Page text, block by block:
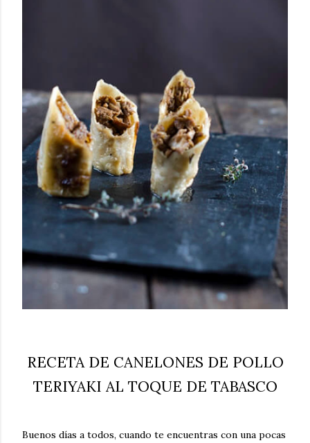
RECETA DE CANELONES DE POLLO
TERIYAKI AL TOQUE DE TABASCO
Buenos días a todos, cuando te encuentras con una pocas